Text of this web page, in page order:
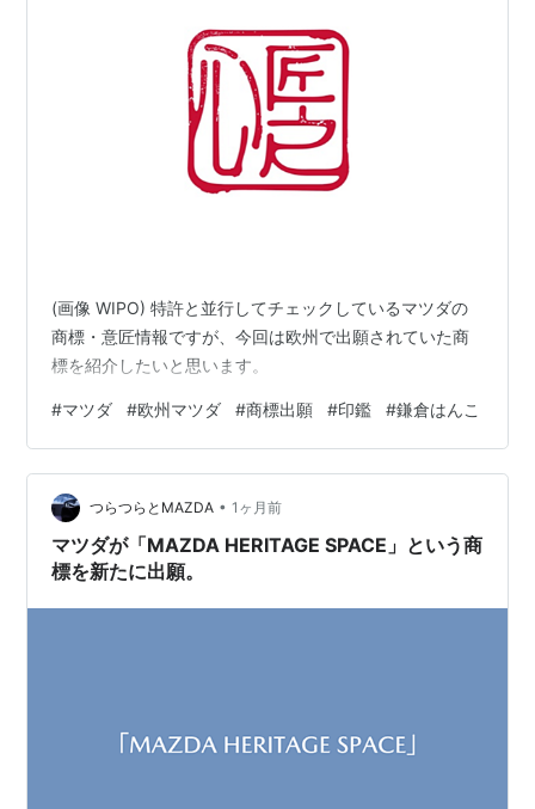
(画像 WIPO) 特許と並行してチェックしているマツダの
商標・意匠情報ですが、今回は欧州で出願されていた商
標を紹介したいと思います。
#マツダ #欧州マツダ #商標出願 #印鑑 #鎌倉はんこ
つらつらとMAZDA • 1ヶ月前
マツダが「MAZDA HERITAGE SPACE」という商
標を新たに出願。